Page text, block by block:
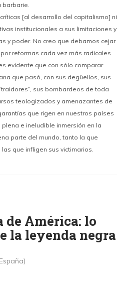
barbarie.
[al desarrollo del capitalismo] ni
institucionales a sus limitaciones y
y poder. No creo que debamos cejar
reformas cada vez más radicales
evidente que con sólo comparar
que pasó, con sus degüellos, sus
sus bombardeos de toda
teologizados y amenazantes de
que rigen en nuestros países
e ineludible inmersión en la
parte del mundo, tanto la que
que infligen sus victimarios.
de América: lo
la leyenda negra